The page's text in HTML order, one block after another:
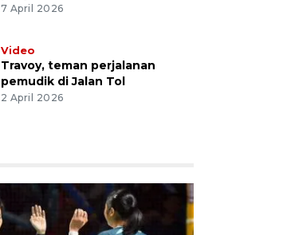
7 April 2026
Video
Travoy, teman perjalanan
pemudik di Jalan Tol
2 April 2026